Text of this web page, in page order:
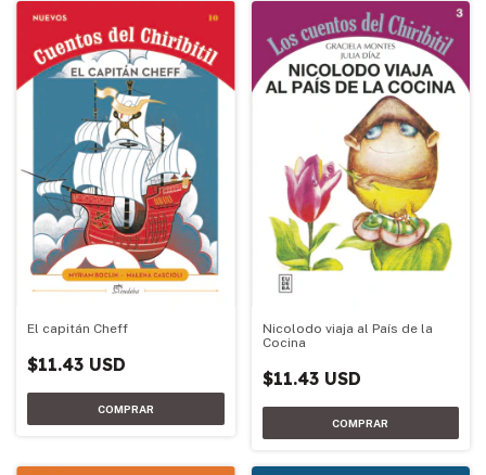
El capitán Cheff
$11.43 USD
Nicolodo viaja al País de la
Cocina
$11.43 USD